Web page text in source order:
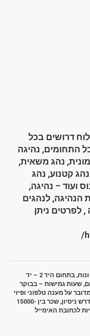
דרושים נהגים – drussimjobbs לוח דרושים בכל
התחומים, נהיגה
נהג משאית,
קטנוע, נהג
ועוד – נהיגה,
הנהיגה, לנהגים
לפרטים ניתן
דרושים דרושות לעבודה בשירות לקוחות קל ונוח, בתחום היד 2 – יד
שעות גמישות – בבוקר
על מענה טלפוני ופיזי
ללקוחות המעוניינים לקחת מוצרי יד 2, לא נדרש ניסיון, שכר בין 15000-
לכתובת האימייל